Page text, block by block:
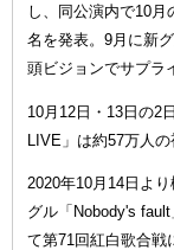
し、同公演内で10
名を発表。9月に新
頭ビジョンでサプラ
10月12日・13日の2
LIVE」は約57万人
2020年10月14日よ
グル「Nobody's
て第71回紅白歌合戦